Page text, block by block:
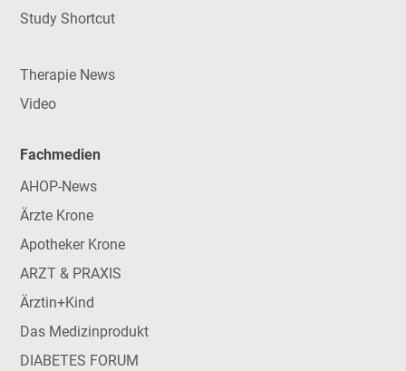
Study Shortcut
Therapie News
Video
Fachmedien
AHOP-News
Ärzte Krone
Apotheker Krone
ARZT & PRAXIS
Ärztin+Kind
Das Medizinprodukt
DIABETES FORUM